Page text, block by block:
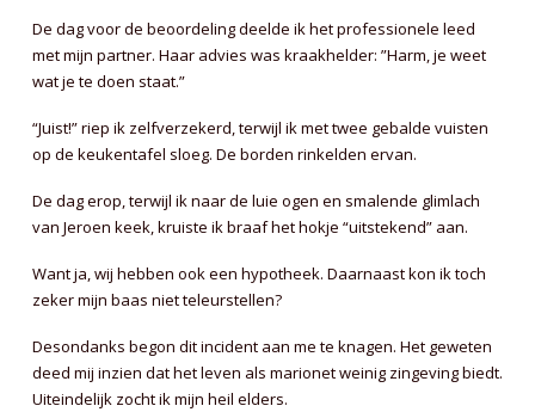
De dag voor de beoordeling deelde ik het professionele leed
met mijn partner. Haar advies was kraakhelder: ”Harm, je weet
wat je te doen staat.”
“Juist!” riep ik zelfverzekerd, terwijl ik met twee gebalde vuisten
op de keukentafel sloeg. De borden rinkelden ervan.
De dag erop, terwijl ik naar de luie ogen en smalende glimlach
van Jeroen keek, kruiste ik braaf het hokje “uitstekend” aan.
Want ja, wij hebben ook een hypotheek. Daarnaast kon ik toch
zeker mijn baas niet teleurstellen?
Desondanks begon dit incident aan me te knagen. Het geweten
deed mij inzien dat het leven als marionet weinig zingeving biedt.
Uiteindelijk zocht ik mijn heil elders.